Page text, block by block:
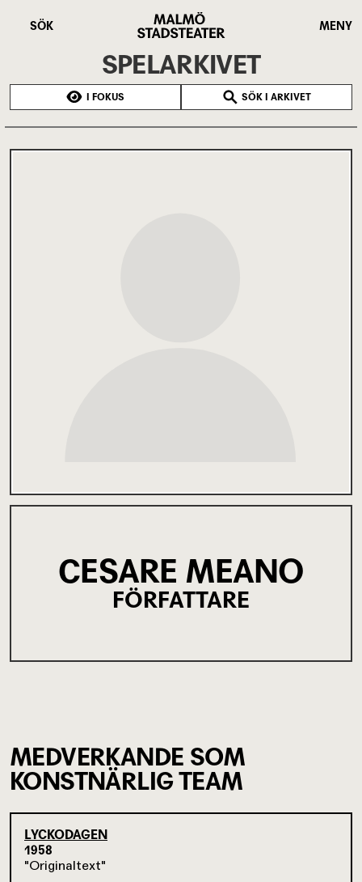
SÖK
Stadsteater
MENY
SPELARKIVET
I FOKUS SÖK I ARKIVET
CESARE MEANO
FÖRFATTARE
MEDVERKANDE SOM
KONSTNÄRLIG TEAM
LYCKODAGEN
1958
Originaltext